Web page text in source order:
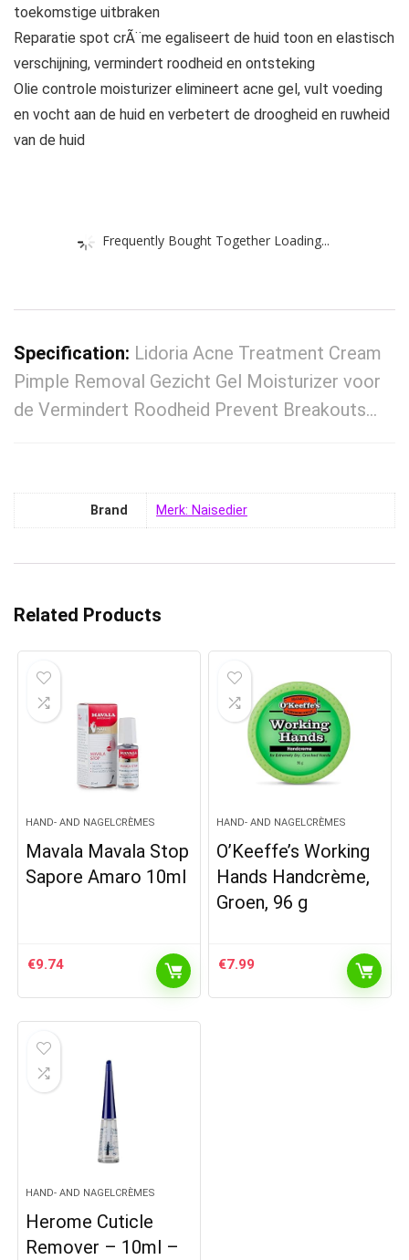
toekomstige uitbraken
Reparatie spot crÃ¨me egaliseert de huid toon en elastisch
verschijning, vermindert roodheid en ontsteking
Olie controle moisturizer elimineert acne gel, vult voeding
en vocht aan de huid en verbetert de droogheid en ruwheid
van de huid
Frequently Bought Together Loading...
Specification: Lidoria Acne Treatment Cream
Pimple Removal Gezicht Gel Moisturizer voor
de Vermindert Roodheid Prevent Breakouts…
Brand Merk: Naisedier
Related Products
HAND- AND NAGELCRÈMES
Mavala Mavala Stop
Sapore Amaro 10ml
€9.74
HAND- AND NAGELCRÈMES
O’Keeffe’s Working
Hands Handcrème,
Groen, 96 g
€7.99
HAND- AND NAGELCRÈMES
Herome Cuticle
Remover – 10ml –